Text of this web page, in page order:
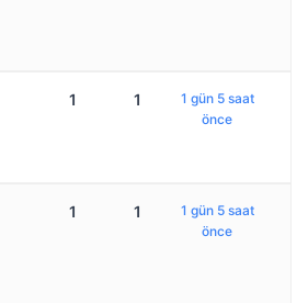
1 1
1 gün 5 saat
önce
1 1
1 gün 5 saat
önce